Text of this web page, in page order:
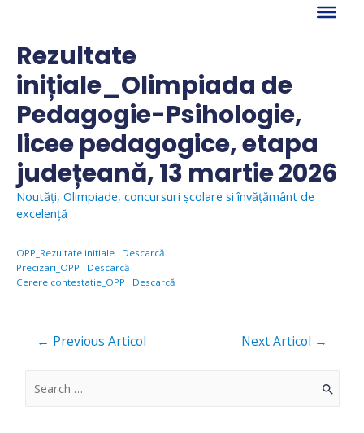
contentRezultate
inițiale_Olimpiada de
Pedagogie-Psihologie,
licee pedagogice, etapa
județeană, 13 martie 2026
Noutăți, Olimpiade, concursuri școlare si învăţământ de
excelență
OPP_Rezultate initiale
Descarcă
Precizari_OPP
Descarcă
Cerere contestatie_OPP
Descarcă
Navigare
← Previous Articol Next Articol →
S